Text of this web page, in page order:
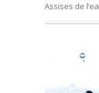
Assises de